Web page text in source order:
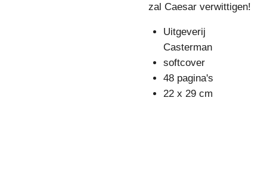
zal Caesar verwittigen!
Uitgeverij
Casterman
softcover
48 pagina's
22 x 29 cm